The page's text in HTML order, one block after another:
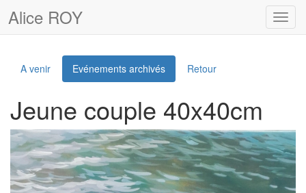
Alice ROY
A venir Evénements archivés Retour
Jeune couple 40x40cm